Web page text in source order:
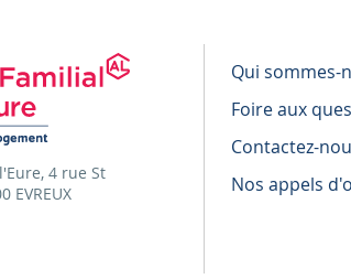
4 rue St
EVREUX
Qui sommes-
Foire aux
Contactez-
Nos appels